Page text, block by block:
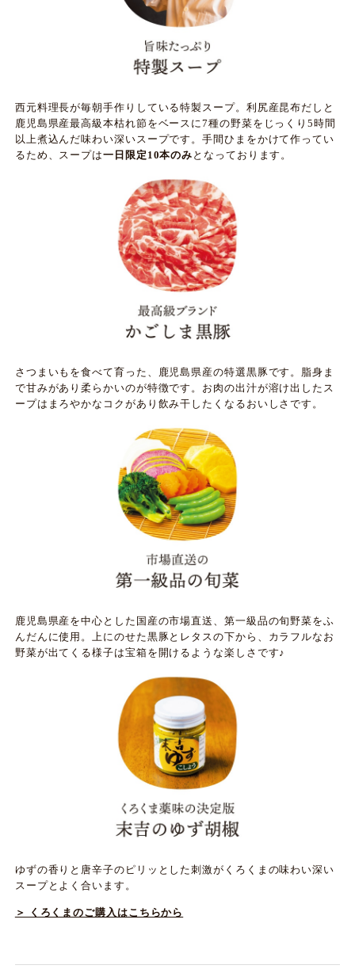
西元料理長が毎朝手作りしている特製スープ。利尻産昆布だしと
鹿児島県産最高級本枯れ節をベースに7種の野菜をじっくり5時間
以上煮込んだ味わい深いスープです。手間ひまをかけて作ってい
るため、スープは一日限定10本のみ となっております。
さつまいもを食べて育った、鹿児島県産の特選黒豚です。脂身ま
で甘みがあり柔らかいのが特徴です。お肉の出汁が溶け出したス
ープはまろやかなコクがあり飲み干したくなるおいしさです。
鹿児島県産を中心とした国産の市場直送、第一級品の旬野菜をふ
んだんに使用。上にのせた黒豚とレタスの下から、カラフルなお
野菜が出てくる様子は宝箱を開けるような楽しさです♪
ゆずの香りと唐辛子のピリッとした刺激がくろくまの味わい深い
スープとよく合います。
＞ くろくまのご購入はこちらから